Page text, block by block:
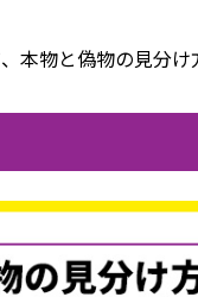
本物と偽物の見分け